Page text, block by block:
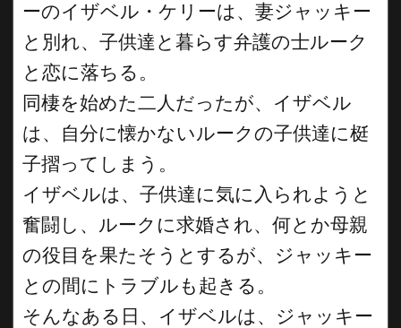
ーのイザベル・ケリーは、妻ジャッキー
と別れ、子供達と暮らす弁護の士ルーク
と恋に落ちる。
同棲を始めた二人だったが、イザベル
は、自分に懐かないルークの子供達に梃
子摺ってしまう。
イザベルは、子供達に気に入られようと
奮闘し、ルークに求婚され、何とか母親
の役目を果たそうとするが、ジャッキー
との間にトラブルも起きる。
そんなある日、イザベルは、ジャッキー